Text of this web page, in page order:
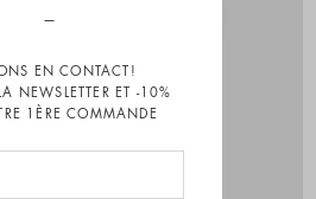
EN CONTACT!
NEWSLETTER ET -10%
1ÈRE COMMANDE